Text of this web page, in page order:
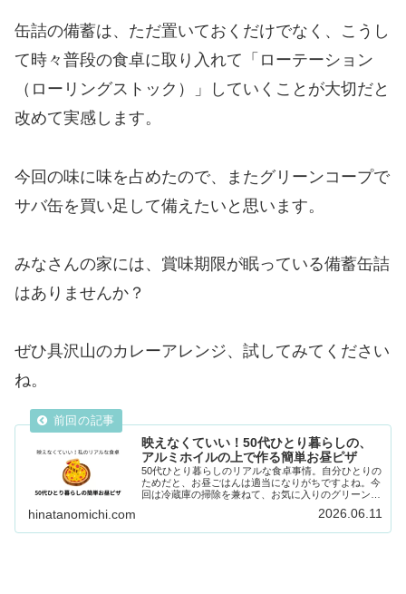
缶詰の備蓄は、ただ置いておくだけでなく、こうし
て時々普段の食卓に取り入れて「ローテーション
（ローリングストック）」していくことが大切だと
改めて実感します。
今回の味に味を占めたので、またグリーンコープで
サバ缶を買い足して備えたいと思います。
みなさんの家には、賞味期限が眠っている備蓄缶詰
はありませんか？
ぜひ具沢山のカレーアレンジ、試してみてください
ね。
映えなくていい！50代ひとり暮らしの、
アルミホイルの上で作る簡単お昼ピザ
50代ひとり暮らしのリアルな食卓事情。自分ひとりの
ためだと、お昼ごはんは適当になりがちですよね。今
回は冷蔵庫の掃除を兼ねて、お気に入りのグリーンコ
ルのまま食べる、気楽で贅沢なランチの様子を綴りま
hinatanomichi.com 2026.06.11